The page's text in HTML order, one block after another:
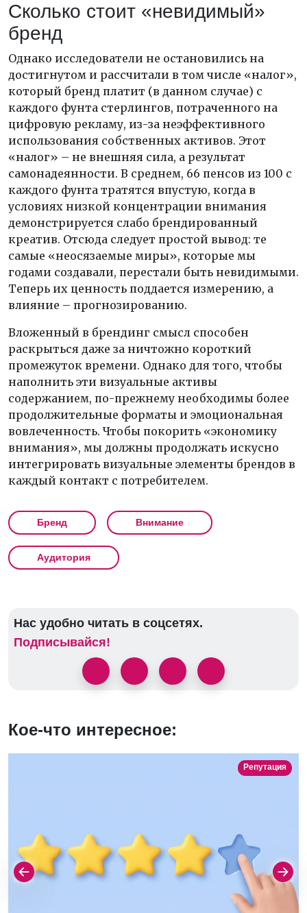
Сколько стоит «невидимый»
бренд
Однако исследователи не остановились на
достигнутом и рассчитали в том числе «налог»,
который бренд платит (в данном случае) с
каждого фунта стерлингов, потраченного на
цифровую рекламу, из-за неэффективного
использования собственных активов. Этот
«налог» – не внешняя сила, а результат
самонадеянности. В среднем, 66 пенсов из 100 с
каждого фунта тратятся впустую, когда в
условиях низкой концентрации внимания
демонстрируется слабо брендированный
креатив. Отсюда следует простой вывод: те
самые «неосязаемые миры», которые мы
годами создавали, перестали быть невидимыми.
Теперь их ценность поддается измерению, а
влияние – прогнозированию.
Вложенный в брендинг смысл способен
раскрыться даже за ничтожно короткий
промежуток времени. Однако для того, чтобы
наполнить эти визуальные активы
содержанием, по-прежнему необходимы более
продолжительные форматы и эмоциональная
вовлеченность. Чтобы покорить «экономику
внимания», мы должны продолжать искусно
интегрировать визуальные элементы брендов в
каждый контакт с потребителем.
Бренд Внимание
Аудитория
Нас удобно читать в соцсетях.
Подписывайся!
Кое-что интересное:
Репутация